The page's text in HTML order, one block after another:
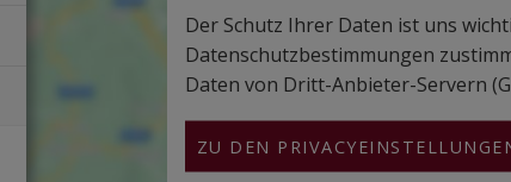
Der Schutz Ihrer Daten ist uns
Datenschutzbestimmungen
Daten von Dritt-Anbieter-Servern
ZU DEN